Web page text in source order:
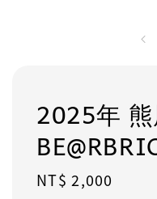
2025年
Regular
NT$ 2,000